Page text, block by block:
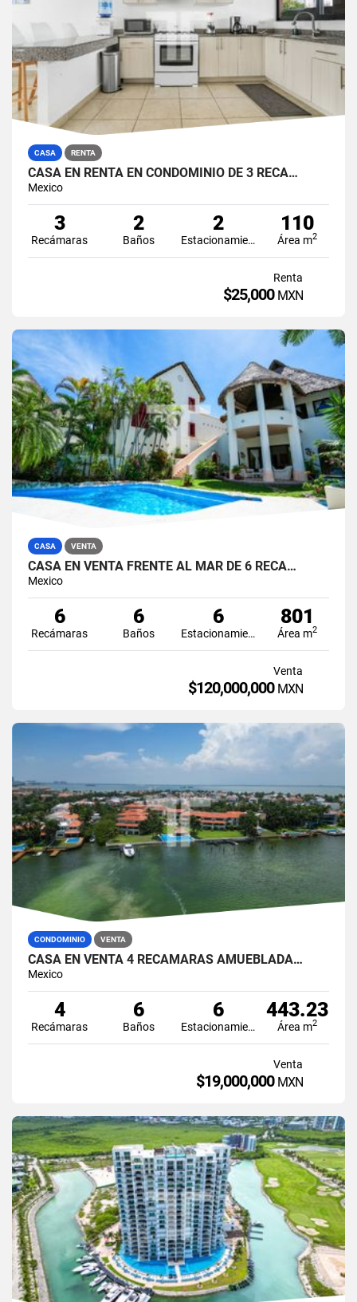
CASA RENTA
CASA EN RENTA EN CONDOMINIO DE 3 RECÁ…
Mexico
3
Recámaras
2
Baños
2
Estacionamiento
110
Área m2
Renta
$25,000 MXN
CASA VENTA
CASA EN VENTA FRENTE AL MAR DE 6 RECÁ…
Mexico
6
Recámaras
6
Baños
6
Estacionamiento
801
Área m2
Venta
$120,000,000 MXN
CONDOMINIO VENTA
CASA EN VENTA 4 RECÁMARAS AMUEBLADA…
Mexico
4
Recámaras
6
Baños
6
Estacionamiento
443.23
Área m2
Venta
$19,000,000 MXN